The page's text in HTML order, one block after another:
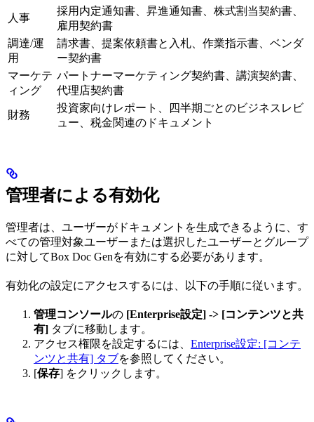
人事
採用内定通知書、昇進通知書、株式割当契約書、
雇用契約書
調達/運
用
請求書、提案依頼書と入札、作業指示書、ベンダ
ー契約書
マーケテ
ィング
パートナーマーケティング契約書、講演契約書、
代理店契約書
財務
投資家向けレポート、四半期ごとのビジネスレビ
ュー、税金関連のドキュメント
管理者による有効化
管理者は、ユーザーがドキュメントを生成できるように、す
べての管理対象ユーザーまたは選択したユーザーとグループ
に対してBox Doc Genを有効にする必要があります。
有効化の設定にアクセスするには、以下の手順に従います。
管理コンソールの [Enterprise設定] -> [コンテンツと共
有] タブに移動します。
アクセス権限を設定するには、 Enterprise設定: [コンテ
ンツと共有] タブを参照してください。
[保存] をクリックします。